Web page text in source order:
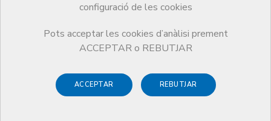
configuració de les cookies
Pots acceptar les cookies d’anàlisi prement
ACCEPTAR o REBUTJAR
ACCEPTAR REBUTJAR
28 D’OCTUBRE DE 2020
Plataforma per a compartir